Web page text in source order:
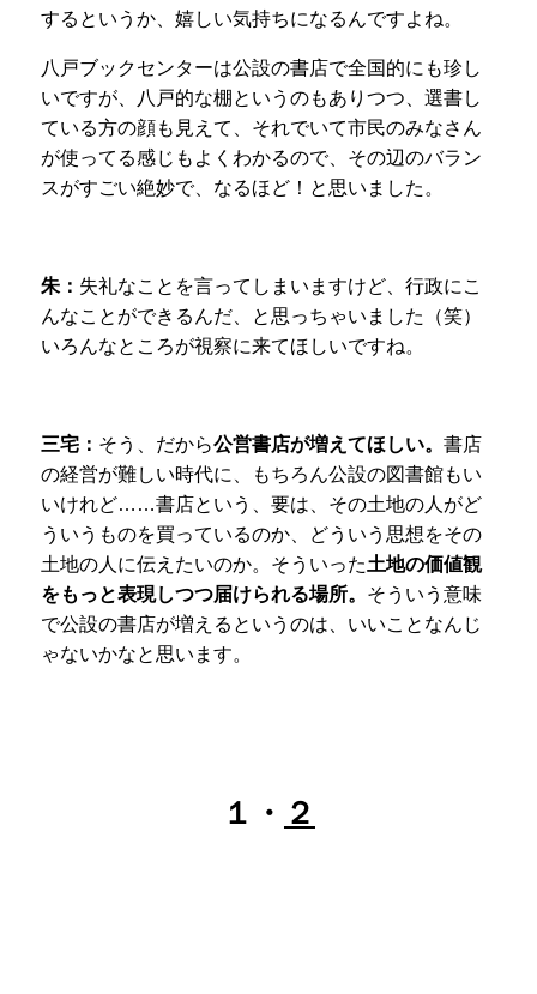
するというか、嬉しい気持ちになるんですよね。
八戸ブックセンターは公設の書店で全国的にも珍し
いですが、八戸的な棚というのもありつつ、選書し
ている方の顔も見えて、それでいて市民のみなさん
が使ってる感じもよくわかるので、その辺のバラン
スがすごい絶妙で、なるほど！と思いました。
朱： 失礼なことを言ってしまいますけど、行政にこ
んなことができるんだ、と思っちゃいました（笑）
いろんなところが視察に来てほしいですね。
三宅： そう、だから公営書店が増えてほしい。 書店
の経営が難しい時代に、もちろん公設の図書館もい
いけれど……書店という、要は、その土地の人がど
ういうものを買っているのか、どういう思想をその
土地の人に伝えたいのか。そういった土地の価値観
をもっと表現しつつ届けられる場所。 そういう意味
で公設の書店が増えるというのは、いいことなんじ
ゃないかなと思います。
１・ ２